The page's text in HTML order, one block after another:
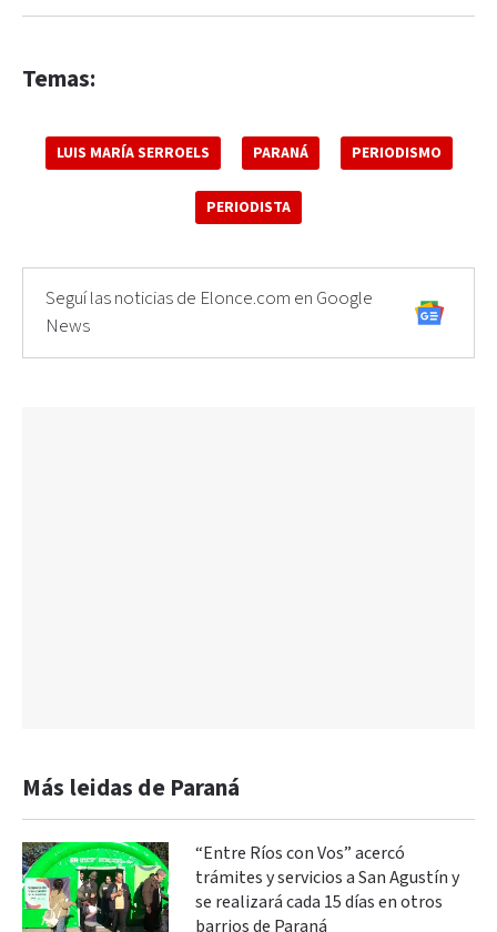
Temas:
LUIS MARÍA SERROELS PARANÁ PERIODISMO
PERIODISTA
Seguí las noticias de Elonce.com en Google
News
Más leidas de Paraná
“Entre Ríos con Vos” acercó
trámites y servicios a San Agustín y
se realizará cada 15 días en otros
barrios de Paraná